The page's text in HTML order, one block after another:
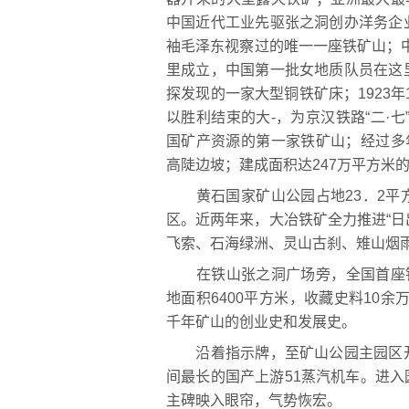
中国近代工业先驱张之洞创办洋务
袖毛泽东视察过的唯一一座铁矿山；
里成立，中国第一批女地质队员在
探发现的一家大型铜铁矿床；1923
以胜利结束的大-，为京汉铁路“二·
国矿产资源的第一家铁矿山；经过
高陡边坡；建成面积达247万平方米
黄石国家矿山公园占地23．2平
区。近两年来，大冶铁矿全力推进“
飞索、石海绿洲、灵山古刹、雉山烟
在铁山张之洞广场旁，全国首座
地面积6400平方米，收藏史料10余
千年矿山的创业史和发展史。
沿着指示牌，至矿山公园主园区
间最长的国产上游51蒸汽机车。进
主碑映入眼帘，气势恢宏。